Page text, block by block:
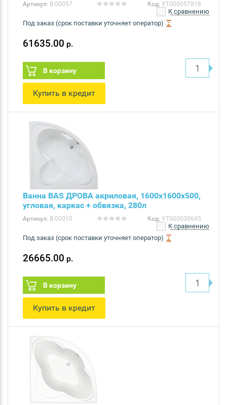
Артикул: В 00057 Код: УТ000057818
К сравнению
Под заказ (срок поставки уточняет оператор)
61635.00 р.
В корзину
Купить в кредит
Ванна BAS ДРОВА акриловая, 1600х1600х500,
угловая, каркас + обвязка, 280л
Артикул: В 00010 Код: УТ000038695
К сравнению
Под заказ (срок поставки уточняет оператор)
26665.00 р.
В корзину
Купить в кредит